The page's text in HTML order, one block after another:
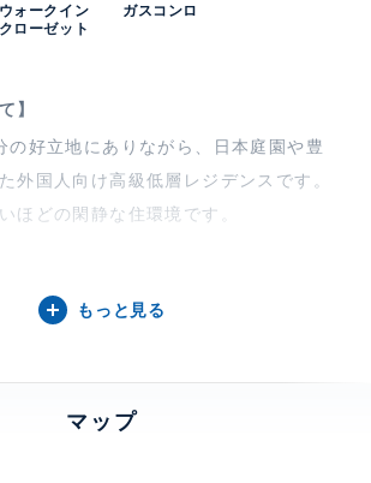
ウォークイン
クローゼット
ガスコンロ
】
の好立地にありながら、日本庭園や豊
外国人向け高級低層レジデンスです。
ほどの閑静な住環境です。
置する賃貸マンション【オークヒル
和を感じる物件です。屋上にはバーベ
されており、室内には天井埋め込み型
もっと見る
マップ